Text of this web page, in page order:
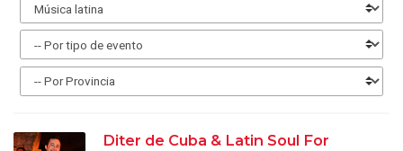
Diter de Cuba & Latin Soul For